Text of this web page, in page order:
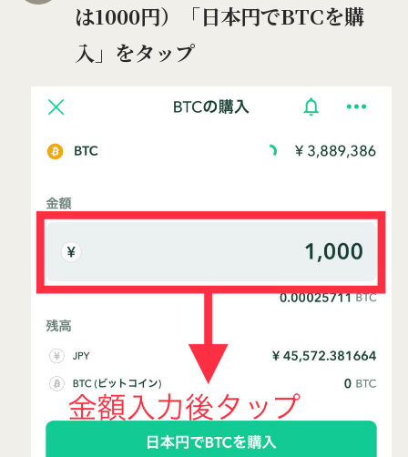
は1000円）「日本円でBTCを購
入」をタップ